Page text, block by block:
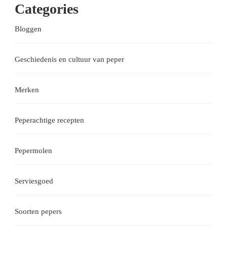
Categories
Bloggen
Geschiedenis en cultuur van peper
Merken
Peperachtige recepten
Pepermolen
Serviesgoed
Soorten pepers